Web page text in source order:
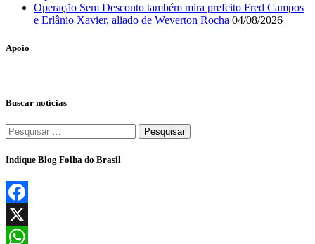
Operação Sem Desconto também mira prefeito Fred Campos
e Erlânio Xavier, aliado de Weverton Rocha 04/08/2026
Apoio
Buscar notícias
Pesquisar
por:
Indique Blog Folha do Brasil
Facebook
X